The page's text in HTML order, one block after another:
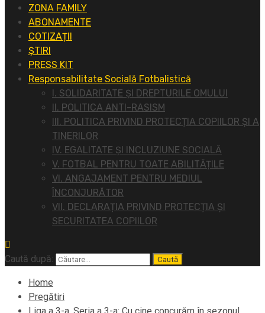
ZONA FAMILY
ABONAMENTE
COTIZAȚII
ȘTIRI
PRESS KIT
Responsabilitate Socială Fotbalistică
I. SOLIDARITATE ȘI DREPTURILE OMULUI
II. POLITICA ANTI-RASISM
III. POLITICA PRIVIND PROTECȚIA COPIILOR ȘI A
TINERILOR
IV. EGALITATE ȘI INCLUZIUNE SOCIALĂ
V. FOTBAL PENTRU TOATE ABILITĂȚILE
VI. ANGAJAMENT PENTRU MEDIUL
ÎNCONJURĂTOR
VII. DECLARAȚIA PRIVIND PROTECȚIA ȘI
SECURITATEA COPIILOR
Caută după:
Home
Pregătiri